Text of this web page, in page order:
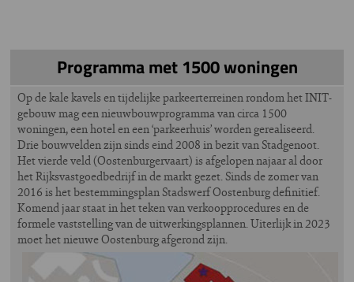
Programma met 1500 woningen
Op de kale kavels en tijdelijke parkeerterreinen rondom het INIT-
gebouw mag een nieuwbouwprogramma van circa 1500
woningen, een hotel en een ‘parkeerhuis’ worden gerealiseerd.
Drie bouwvelden zijn sinds eind 2008 in bezit van Stadgenoot.
Het vierde veld (Oostenburgervaart) is afgelopen najaar al door
het Rijksvastgoedbedrijf in de markt gezet. Sinds de zomer van
2016 is het bestemmingsplan Stadswerf Oostenburg definitief.
Komend jaar staat in het teken van verkoopprocedures en de
formele vaststelling van de uitwerkingsplannen. Uiterlijk in 2023
moet het nieuwe Oostenburg afgerond zijn.